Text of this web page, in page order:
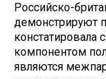
Российско-
демонстрируют
компонентом
являются